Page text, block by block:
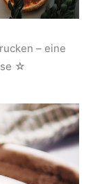
– eine
☆